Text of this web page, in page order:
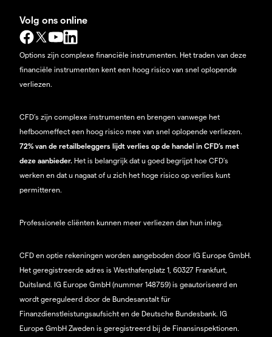
Volg ons online
Options zijn complexe financiële instrumenten. Het traden van deze
financiële instrumenten kent een hoog risico van snel oplopende
verliezen.
CFD’s zijn complexe instrumenten en brengen vanwege het
hefboomeffect een hoog risico mee van snel oplopende verliezen.
72% van de retailbeleggers lijdt verlies op de handel in CFD’s met
deze aanbieder. Het is belangrijk dat u goed begrijpt hoe CFD's
werken en dat u nagaat of u zich het hoge risico op verlies kunt
permitteren.
Professionele cliënten kunnen meer verliezen dan hun inleg.
CFD en optie rekeningen worden aangeboden door IG Europe GmbH.
Het geregistreerde adres is Westhafenplatz 1, 60327 Frankfurt,
Duitsland. IG Europe GmbH (nummer 148759) is geautoriseerd en
wordt gereguleerd door de Bundesanstalt für
Finanzdienstleistungsaufsicht en de Deutsche Bundesbank. IG
Europe GmbH Zweden is geregistreerd bij de Finansinspektionen.